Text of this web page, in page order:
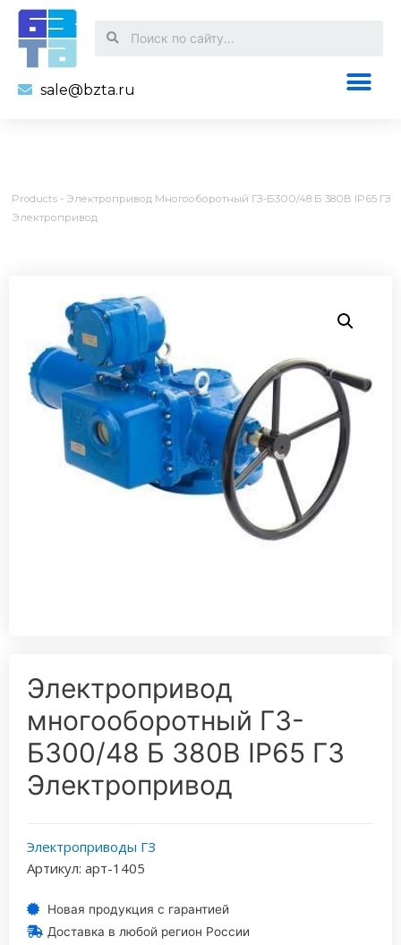
sale@bzta.ru
Products - Электропривод Многооборотный ГЗ-Б300/48 Б 380В IP65 ГЗ
Электропривод
Электропривод
многооборотный ГЗ-
Б300/48 Б 380В IP65 ГЗ
Электропривод
Электроприводы ГЗ
Артикул: арт-1405
Новая продукция с гарантией
Доставка в любой регион России